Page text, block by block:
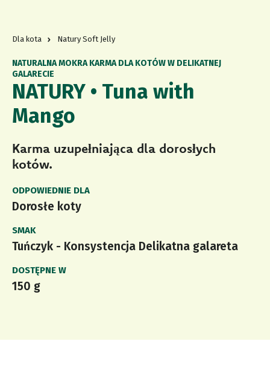
Dla kota Natury Soft Jelly
NATURY • Tuna with
Mango
NATURALNA MOKRA KARMA DLA KOTÓW W DELIKATNEJ
GALARECIE
Karma uzupełniająca dla dorosłych
kotów.
ODPOWIEDNIE DLA
Dorosłe koty
SMAK
Tuńczyk - Konsystencja Delikatna galareta
DOSTĘPNE W
150 g